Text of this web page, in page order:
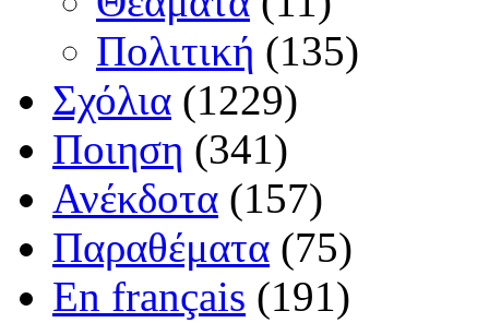
Πολιτική (135)
Σχόλια (1229)
Ποιηση (341)
Ανέκδοτα (157)
Παραθέματα (75)
En français (191)